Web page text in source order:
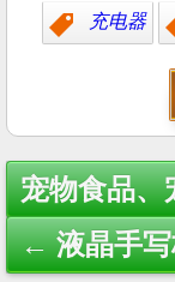
充电器
Post
navigation
宠物食品
← 液晶手写